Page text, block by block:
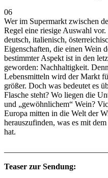
06
Wer im Supermarkt zwischen
Regel eine riesige Auswahl
deutsch, italienisch,
Eigenschaften, die einen Wein
bestimmter Aspekt ist in den
geworden: Nachhaltigkeit.
Lebensmitteln wird der Markt
größer. Doch was bedeutet es
Flasche steht? Wo liegen die
und „gewöhnlichem“ Wein?
Europa mitten in die Welt der
herauszufinden, was es mit
hat.
Teaser zur Sendung: